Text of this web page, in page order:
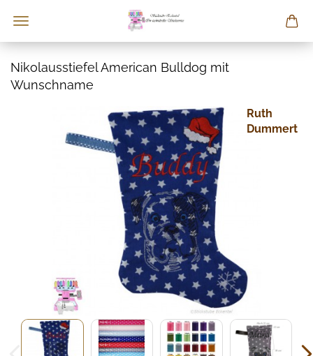
Nikolausstiefel American Bulldog mit
Wunschname
Ruth
Dummert